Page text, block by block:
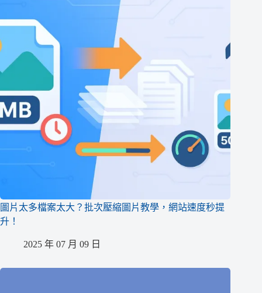
圖片太多檔案太大？批次壓縮圖片教學，網站速度秒提
升！
2025 年 07 月 09 日